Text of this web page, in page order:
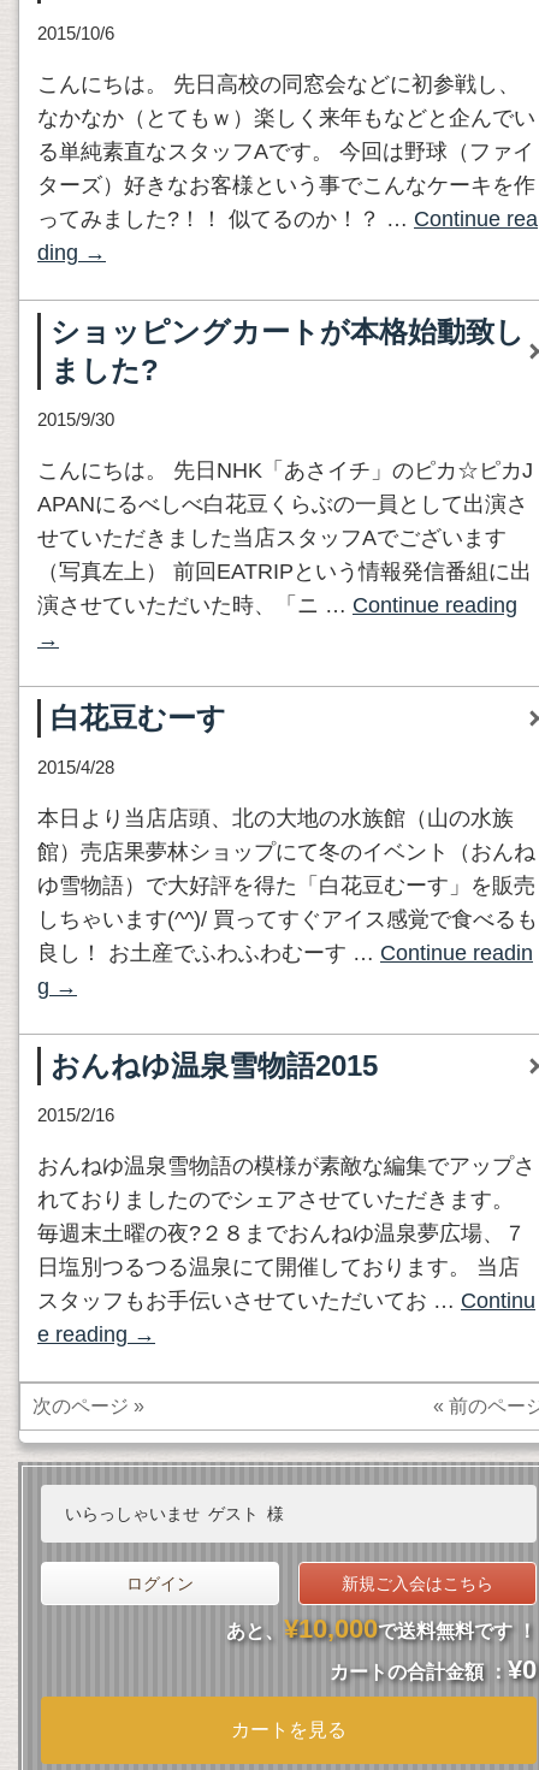
2015/10/6
こんにちは。 先日高校の同窓会などに初参戦し、
なかなか（とてもｗ）楽しく来年もなどと企んでい
る単純素直なスタッフAです。 今回は野球（ファイ
ターズ）好きなお客様という事でこんなケーキを作
ってみました?！！ 似てるのか！？ … Continue rea
ding →
ショッピングカートが本格始動致し
ました?
2015/9/30
こんにちは。 先日NHK「あさイチ」のピカ☆ピカJ
APANにるべしべ白花豆くらぶの一員として出演さ
せていただきました当店スタッフAでございます
（写真左上） 前回EATRIPという情報発信番組に出
演させていただいた時、「ニ … Continue reading
→
白花豆むーす
2015/4/28
本日より当店店頭、北の大地の水族館（山の水族
館）売店果夢林ショップにて冬のイベント（おんね
ゆ雪物語）で大好評を得た「白花豆むーす」を販売
しちゃいます(^^)/ 買ってすぐアイス感覚で食べるも
良し！ お土産でふわふわむーす … Continue readin
g →
おんねゆ温泉雪物語2015
2015/2/16
おんねゆ温泉雪物語の模様が素敵な編集でアップさ
れておりましたのでシェアさせていただきます。
毎週末土曜の夜?２８までおんねゆ温泉夢広場、７
日塩別つるつる温泉にて開催しております。 当店
スタッフもお手伝いさせていただいてお … Continu
e reading →
次のページ » « 前のペー
いらっしゃいませ ゲスト 様
ログイン 新規ご入会はこちら
あと、 ¥10,000で送料無料です ！
カートの合計金額 ： ¥0
カートを見る